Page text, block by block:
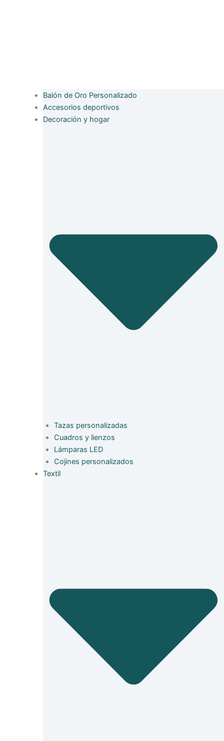
Balón de Oro Personalizado
Accesorios deportivos
Decoración y hogar
Tazas personalizadas
Cuadros y lienzos
Lámparas LED
Cojines personalizados
Textil